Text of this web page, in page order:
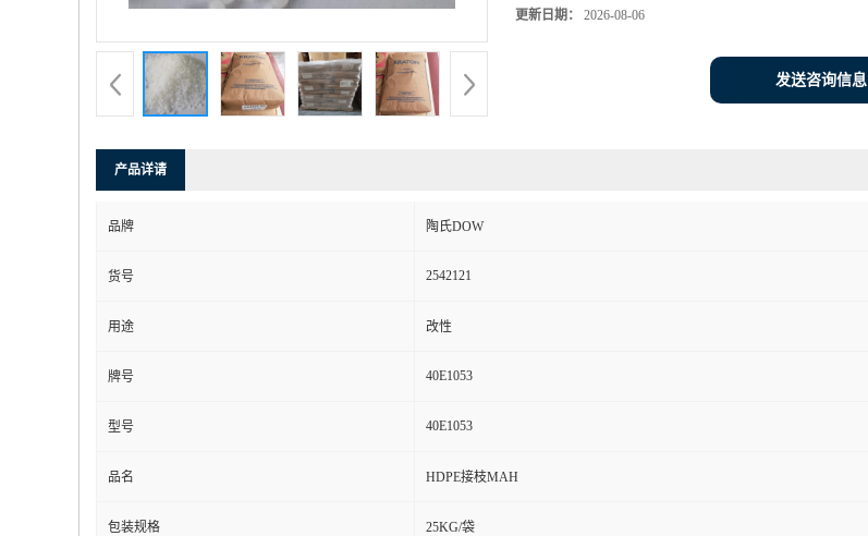
更新日期： 2026-08-06
发送咨询信息
产品详请
品牌 陶氏DOW
货号 2542121
用途 改性
牌号 40E1053
型号 40E1053
品名 HDPE接枝MAH
包装规格 25KG/袋